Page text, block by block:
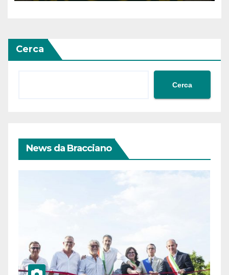
Cerca
Cerca
News da Bracciano